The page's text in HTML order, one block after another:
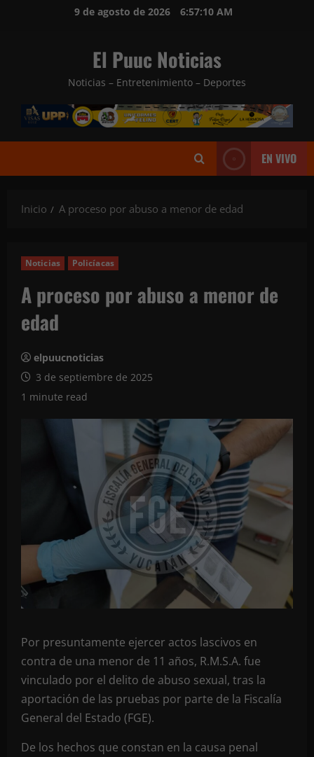
9 de agosto de 2026 6:57:11 AM
El Puuc Noticias
Noticias – Entretenimiento – Deportes
EN VIVO
Inicio A proceso por abuso a menor de edad
Noticias Policíacas
A proceso por abuso a menor de
edad
elpuucnoticias
3 de septiembre de 2025
1 minute read
Por presuntamente ejercer actos lascivos en
contra de una menor de 11 años, R.M.S.A. fue
vinculado por el delito de abuso sexual, tras la
aportación de las pruebas por parte de la Fiscalía
General del Estado (FGE).
De los hechos que constan en la causa penal